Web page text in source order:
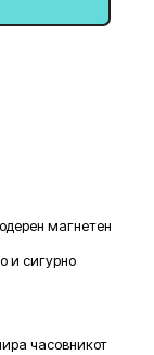
магнетен
и сигурно
часовникот